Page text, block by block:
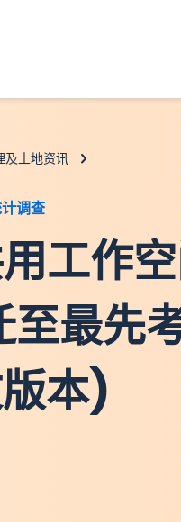
及土地资讯
调查
工作
至最先
本)